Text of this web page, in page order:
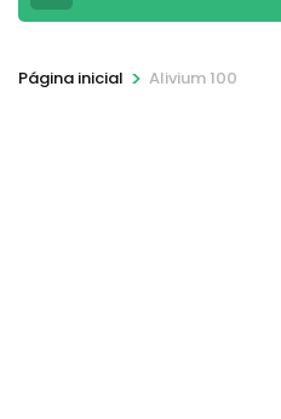
Página inicial > Alivium 100